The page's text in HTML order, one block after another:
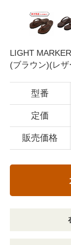
LIGHT
(ブラウン)(レ
型番
定価
販売価格